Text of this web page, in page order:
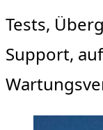
Tests,
Support,